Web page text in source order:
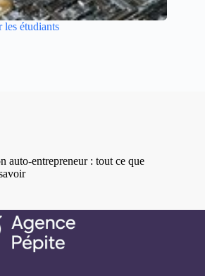
étudiants
auto-entrepreneur : tout ce que